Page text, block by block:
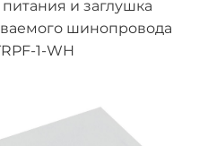
и заглушка
шинопровода
1-WH